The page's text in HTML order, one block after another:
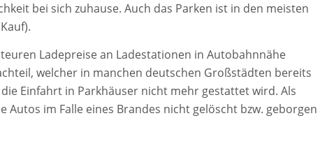
bei sich zuhause. Auch das Parken ist in den meisten
Ladepreise an Ladestationen in Autobahnnähe
welcher in manchen deutschen Großstädten bereits
Einfahrt in Parkhäuser nicht mehr gestattet wird. Als
im Falle eines Brandes nicht gelöscht bzw. geborgen